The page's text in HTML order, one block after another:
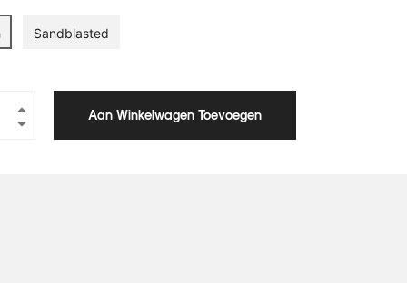
Sandblasted
Aan Winkelwagen Toevoegen